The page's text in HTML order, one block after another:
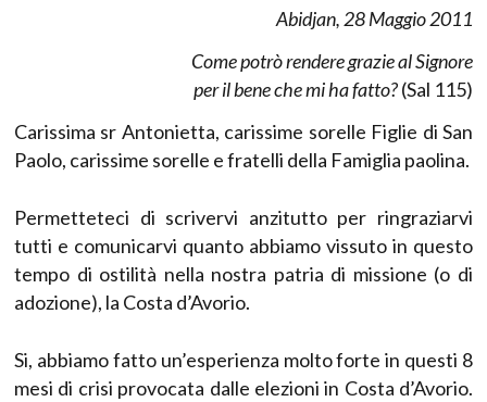
Abidjan, 28 Maggio 2011
Come potrò rendere grazie al Signore
per il bene che mi ha fatto?(Sal 115)
Carissima sr Antonietta, carissime sorelle Figlie di San
Paolo, carissime sorelle e fratelli della Famiglia paolina.
Permetteteci di scrivervi anzitutto per ringraziarvi
tutti e comunicarvi quanto abbiamo vissuto in questo
tempo di ostilità nella nostra patria di missione (o di
adozione), la Costa d’Avorio.
Si, abbiamo fatto un’esperienza molto forte in questi 8
mesi di crisi provocata dalle elezioni in Costa d’Avorio.